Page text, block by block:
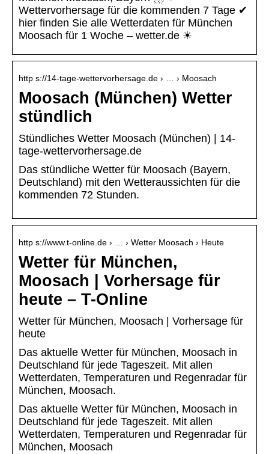
Wettervorhersage für die kommenden 7 Tage ✔
hier finden Sie alle Wetterdaten für München
Moosach für 1 Woche – wetter.de ☀
http s://14-tage-wettervorhersage.de › … › Moosach
Moosach (München) Wetter
stündlich
Stündliches Wetter Moosach (München) | 14-
tage-wettervorhersage.de
Das stündliche Wetter für Moosach (Bayern,
Deutschland) mit den Wetteraussichten für die
kommenden 72 Stunden.
http s://www.t-online.de › … › Wetter Moosach › Heute
Wetter für München,
Moosach | Vorhersage für
heute – T-Online
Wetter für München, Moosach | Vorhersage für
heute
Das aktuelle Wetter für München, Moosach in
Deutschland für jede Tageszeit. Mit allen
Wetterdaten, Temperaturen und Regenradar für
München, Moosach.
Das aktuelle Wetter für München, Moosach in
Deutschland für jede Tageszeit. Mit allen
Wetterdaten, Temperaturen und Regenradar für
München, Moosach